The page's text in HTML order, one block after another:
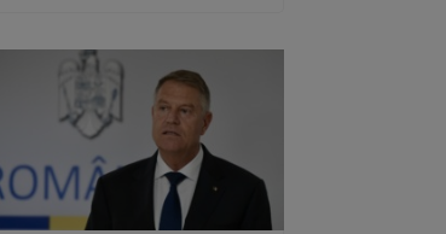
în numele „grabei”